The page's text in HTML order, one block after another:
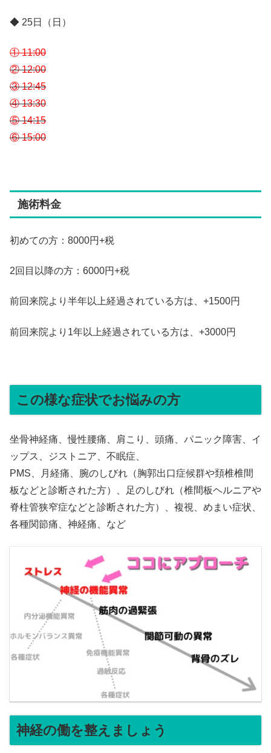
◆ 25日（日）
① 11:00
② 12:00
③ 12:45
④ 13:30
⑤ 14:15
⑥ 15:00
施術料金
初めての方：8000円+税
2回目以降の方：6000円+税
前回来院より半年以上経過されている方は、+1500円
前回来院より1年以上経過されている方は、+3000円
この様な症状でお悩みの方
坐骨神経痛、慢性腰痛、肩こり、頭痛、パニック障害、イ
ップス、ジストニア、不眠症、
PMS、月経痛、腕のしびれ（胸郭出口症候群や頚椎椎間
板などと診断された方）、足のしびれ（椎間板ヘルニアや
脊柱管狭窄症などと診断された方）、複視、めまい症状、
各種関節痛、神経痛、など
神経の働を整えましょう